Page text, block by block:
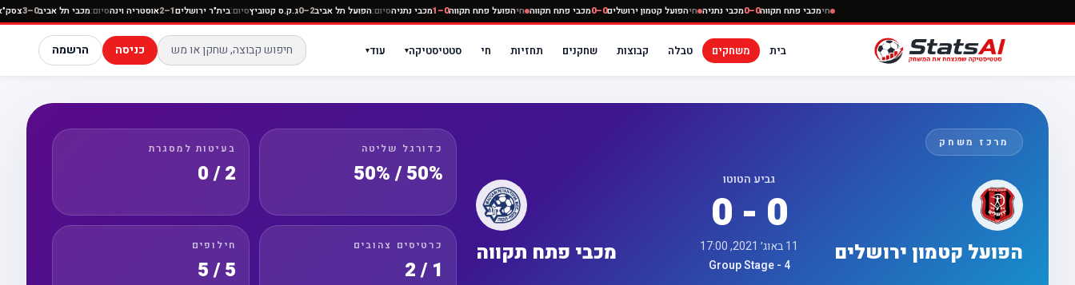
חימכבי פתח תקווה0–0 מכבי נתניה חיהפועל קטמון ירושלים0–0 מכבי פתח תקווה חיהפועל פתח תקווה0–1 מכבי נתניהסיום:הפועל תל אביב2–0 ג.ק.ס קטוביץסיום:בית"ר ירושלים1–2 אוסטריה וינהסיום:מכבי תל
בית משחקים טבלה קבוצות שחקנים תחזיות חי סטטיסטיקה▾ עוד▾ כניסה הרשמה
מרכז משחק
הפועל קטמון ירושלים
גביע הטוטו
0 - 0
11 באוג׳ 2021, 17:00
Group Stage - 4
מכבי פתח תקווה
כדורגל שליטה
50% / 50%
בעיטות למסגרת
2 / 0
כרטיסים צהובים
1 / 2
חילופים
5 / 5